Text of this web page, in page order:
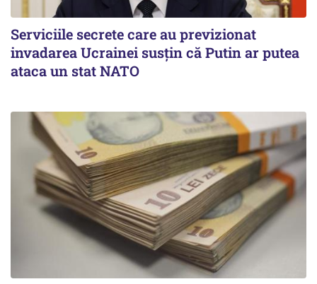
Serviciile secrete care au previzionat
invadarea Ucrainei susțin că Putin ar putea
ataca un stat NATO